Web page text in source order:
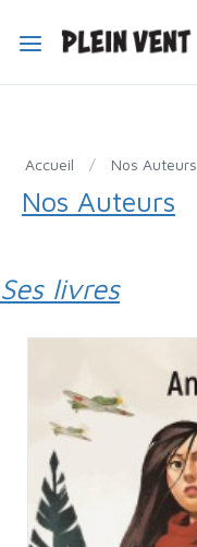
Accueil / Nos Auteurs
Nos Auteurs
Ses livres